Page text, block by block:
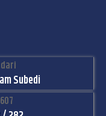
Subedi